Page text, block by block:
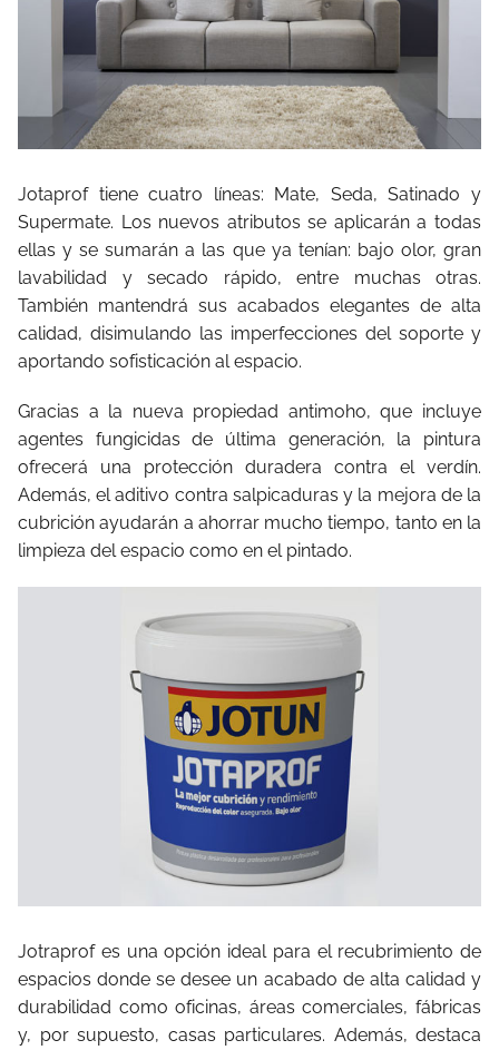
Jotaprof tiene cuatro líneas: Mate, Seda, Satinado y
Supermate. Los nuevos atributos se aplicarán a todas
ellas y se sumarán a las que ya tenían: bajo olor, gran
lavabilidad y secado rápido, entre muchas otras.
También mantendrá sus acabados elegantes de alta
calidad, disimulando las imperfecciones del soporte y
aportando sofisticación al espacio.
Gracias a la nueva propiedad antimoho, que incluye
agentes fungicidas de última generación, la pintura
ofrecerá una protección duradera contra el verdín.
Además, el aditivo contra salpicaduras y la mejora de la
cubrición ayudarán a ahorrar mucho tiempo, tanto en la
limpieza del espacio como en el pintado.
Jotraprof es una opción ideal para el recubrimiento de
espacios donde se desee un acabado de alta calidad y
durabilidad como oficinas, áreas comerciales, fábricas
y, por supuesto, casas particulares. Además, destaca